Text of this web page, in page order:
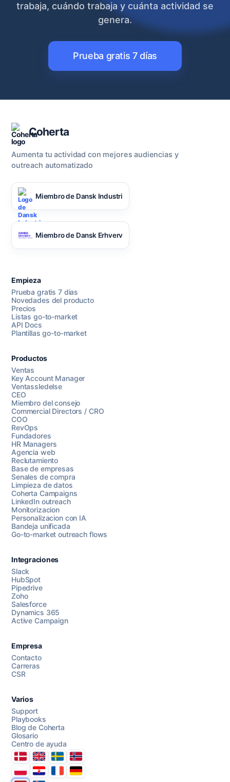
trabaja, cuándo trabaja y cuánta actividad se
genera.
Prueba gratis 7 días
Chatea con nosotros
Coherta
Aumenta tu actividad con mejores audiencias y
outreach automatizado
Miembro de Dansk Industri
Miembro de Dansk Erhverv
Empieza
Prueba gratis 7 dias
Novedades del producto
Precios
Listas go-to-market
API Docs
Plantillas go-to-market
Productos
Ventas
Key Account Manager
Ventassledelse
CEO
Miembro del consejo
Commercial Directors / CRO
COO
RevOps
Fundadores
HR Managers
Agencia web
Reclutamiento
Base de empresas
Senales de compra
Limpieza de datos
Coherta Campaigns
LinkedIn outreach
Monitorizacion
Personalizacion con IA
Bandeja unificada
Go-to-market outreach flows
Integraciones
Slack
HubSpot
Pipedrive
Zoho
Salesforce
Dynamics 365
Active Campaign
Empresa
Contacto
Carreras
CSR
Varios
Support
Playbooks
Blog de Coherta
Glosario
Centro de ayuda
DanmarkUnited Kingdom
SverigeNorge
PolskaHrvatskaFranceDeutschland